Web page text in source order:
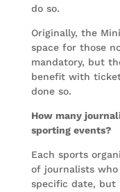
do so.
Originally, the
space for those
mandatory, but
benefit with
done so.
How many
sporting events?
Each sports
of journalists
specific date, but